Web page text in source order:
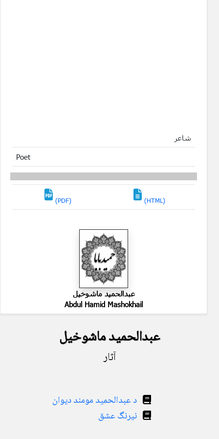
شاعر
Poet
(PDF) (HTML)
عبدالحمید ماشوخیل
Abdul Hamid Mashokhail
عبدالحمید ماشوخیل
آثار
د عبدالحمید مومند دیوان
نیرنگ عشق